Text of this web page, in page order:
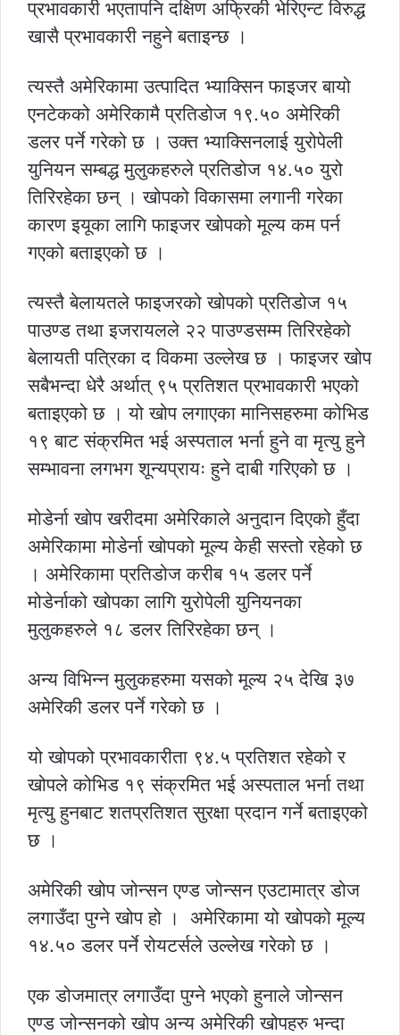
प्रभावकारी भएतापनि दक्षिण अफ्रिकी भेरिएन्ट विरुद्ध
खासै प्रभावकारी नहुने बताइन्छ ।
त्यस्तै अमेरिकामा उत्पादित भ्याक्सिन फाइजर बायो
एनटेकको अमेरिकामै प्रतिडोज १९.५० अमेरिकी
डलर पर्ने गरेको छ । उक्त भ्याक्सिनलाई युरोपेली
युनियन सम्बद्ध मुलुकहरुले प्रतिडोज १४.५० युरो
तिरिरहेका छन् । खोपको विकासमा लगानी गरेका
कारण इयूका लागि फाइजर खोपको मूल्य कम पर्न
गएको बताइएको छ ।
त्यस्तै बेलायतले फाइजरको खोपको प्रतिडोज १५
पाउण्ड तथा इजरायलले २२ पाउण्डसम्म तिरिरहेको
बेलायती पत्रिका द विकमा उल्लेख छ । फाइजर खोप
सबैभन्दा धेरै अर्थात् ९५ प्रतिशत प्रभावकारी भएको
बताइएको छ । यो खोप लगाएका मानिसहरुमा कोभिड
१९ बाट संक्रमित भई अस्पताल भर्ना हुने वा मृत्यु हुने
सम्भावना लगभग शून्यप्रायः हुने दाबी गरिएको छ ।
मोडेर्ना खोप खरीदमा अमेरिकाले अनुदान दिएको हुँदा
अमेरिकामा मोडेर्ना खोपको मूल्य केही सस्तो रहेको छ
। अमेरिकामा प्रतिडोज करीब १५ डलर पर्ने
मोडेर्नाको खोपका लागि युरोपेली युनियनका
मुलुकहरुले १८ डलर तिरिरहेका छन् ।
अन्य विभिन्न मुलुकहरुमा यसको मूल्य २५ देखि ३७
अमेरिकी डलर पर्ने गरेको छ ।
यो खोपको प्रभावकारीता ९४.५ प्रतिशत रहेको र
खोपले कोभिड १९ संक्रमित भई अस्पताल भर्ना तथा
मृत्यु हुनबाट शतप्रतिशत सुरक्षा प्रदान गर्ने बताइएको
छ ।
अमेरिकी खोप जोन्सन एण्ड जोन्सन एउटामात्र डोज
लगाउँदा पुग्ने खोप हो । अमेरिकामा यो खोपको मूल्य
१४.५० डलर पर्ने रोयटर्सले उल्लेख गरेको छ ।
एक डोजमात्र लगाउँदा पुग्ने भएको हुनाले जोन्सन
एण्ड जोन्सनको खोप अन्य अमेरिकी खोपहरु भन्दा